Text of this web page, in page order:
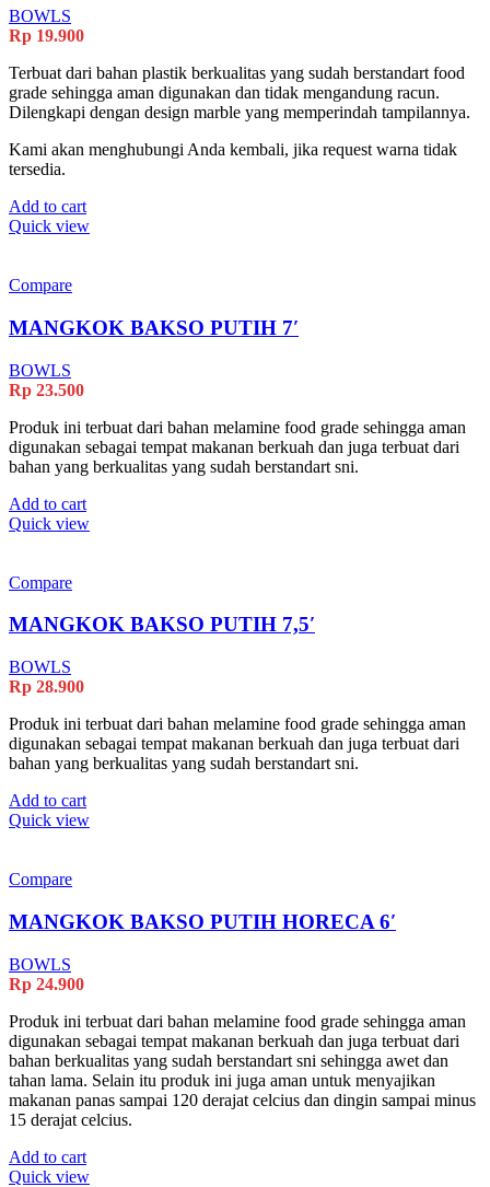
BOWLS
Rp 19.900
Terbuat dari bahan plastik berkualitas yang sudah berstandart food
grade sehingga aman digunakan dan tidak mengandung racun.
Dilengkapi dengan design marble yang memperindah tampilannya.
Kami akan menghubungi Anda kembali, jika request warna tidak
tersedia.
Add to cart
Quick view
Compare
MANGKOK BAKSO PUTIH 7′
BOWLS
Rp 23.500
Produk ini terbuat dari bahan melamine food grade sehingga aman
digunakan sebagai tempat makanan berkuah dan juga terbuat dari
bahan yang berkualitas yang sudah berstandart sni.
Add to cart
Quick view
Compare
MANGKOK BAKSO PUTIH 7,5′
BOWLS
Rp 28.900
Produk ini terbuat dari bahan melamine food grade sehingga aman
digunakan sebagai tempat makanan berkuah dan juga terbuat dari
bahan yang berkualitas yang sudah berstandart sni.
Add to cart
Quick view
Compare
MANGKOK BAKSO PUTIH HORECA 6′
BOWLS
Rp 24.900
Produk ini terbuat dari bahan melamine food grade sehingga aman
digunakan sebagai tempat makanan berkuah dan juga terbuat dari
bahan berkualitas yang sudah berstandart sni sehingga awet dan
tahan lama. Selain itu produk ini juga aman untuk menyajikan
makanan panas sampai 120 derajat celcius dan dingin sampai minus
15 derajat celcius.
Add to cart
Quick view